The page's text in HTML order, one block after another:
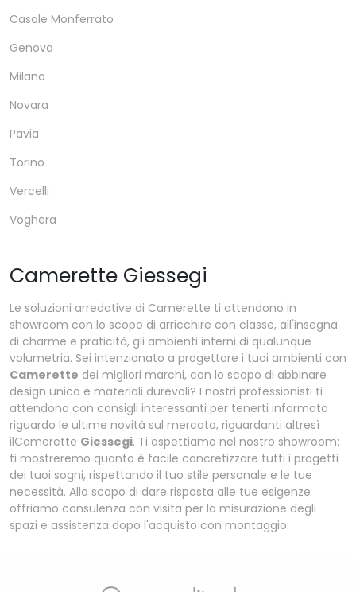
Casale Monferrato
Genova
Milano
Novara
Pavia
Torino
Vercelli
Voghera
Camerette Giessegi
Le soluzioni arredative di Camerette ti attendono in
showroom con lo scopo di arricchire con classe, all'insegna
di charme e praticità, gli ambienti interni di qualunque
volumetria. Sei intenzionato a progettare i tuoi ambienti con
Camerette dei migliori marchi, con lo scopo di abbinare
design unico e materiali durevoli? I nostri professionisti ti
attendono con consigli interessanti per tenerti informato
riguardo le ultime novità sul mercato, riguardanti altresì
ilCamerette Giessegi. Ti aspettiamo nel nostro showroom:
ti mostreremo quanto è facile concretizzare tutti i progetti
dei tuoi sogni, rispettando il tuo stile personale e le tue
necessità. Allo scopo di dare risposta alle tue esigenze
offriamo consulenza con visita per la misurazione degli
spazi e assistenza dopo l'acquisto con montaggio.